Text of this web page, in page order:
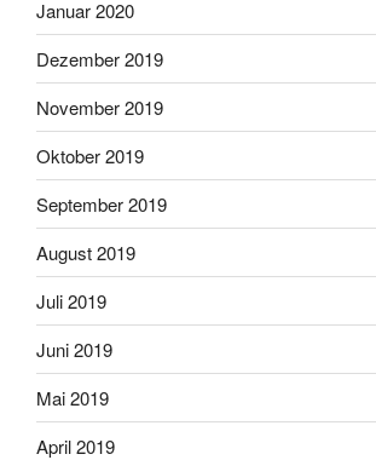
Januar 2020
Dezember 2019
November 2019
Oktober 2019
September 2019
August 2019
Juli 2019
Juni 2019
Mai 2019
April 2019